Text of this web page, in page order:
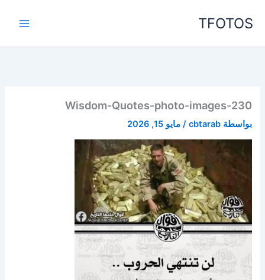
TFOTOS
Wisdom-Quotes-photo-images-230
بواسطة cbtarab
/مايو 15, 2026